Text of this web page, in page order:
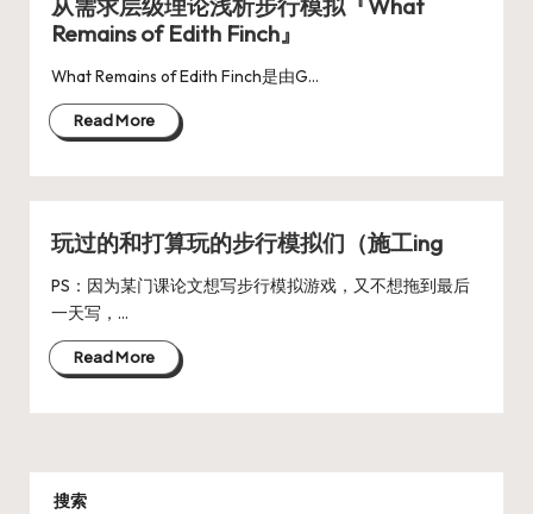
N
ot
e
从需求层级理论浅析步行模拟『What
Remains of Edith Finch』
What Remains of Edith Finch是由G…
Read More
玩过的和打算玩的步行模拟们（施工ing
PS：因为某门课论文想写步行模拟游戏，又不想拖到最后
一天写，…
Read More
搜索